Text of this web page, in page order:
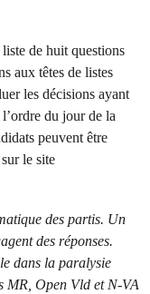
de huit questions
aux têtes de listes
les décisions ayant
du jour de la
peuvent être
le site
des partis. Un
des réponses.
dans la paralysie
MR, Open Vld et N-VA